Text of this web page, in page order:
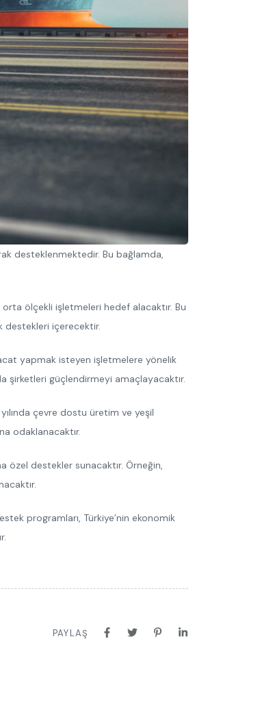
desteklenmektedir. Bu bağlamda,
orta ölçekli işletmeleri hedef alacaktır. Bu
destekleri içerecektir.
yapmak isteyen işletmelere yönelik
şirketleri güçlendirmeyi amaçlayacaktır.
çevre dostu üretim ve yeşil
odaklanacaktır.
özel destekler sunacaktır. Örneğin,
programları, Türkiye’nin ekonomik
PAYLAŞ